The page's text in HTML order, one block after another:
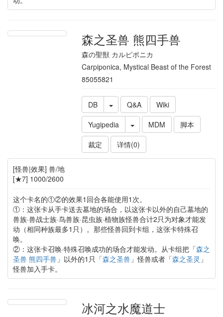
森之圣兽 熊四手兽
森の聖獣 カルピポニカ
Carpiponica, Mystical Beast of the Forest
85055821
DB Q&A
Wiki
Yugipedia
MDM
脚本
裁定
详情(0)
[怪兽|效果] 兽/地
[★7] 1000/2600
这个卡名的①②的效果1回合各能使用1次。
①：这张卡从手卡送去墓地的场合，以这张卡以外的自己墓地的
兽族·兽战士族·鸟兽族·昆虫族·植物族怪兽合计2只为对象才能发
动（相同种族最多1只）。那些怪兽回到卡组，这张卡特殊召
唤。
②：这张卡召唤·特殊召唤成功的场合才能发动。从卡组把「森之
圣兽 熊四手兽」以外的1只「森之圣兽」怪兽或者「森之圣灵 」
怪兽加入手卡。
冰河之水魔道士